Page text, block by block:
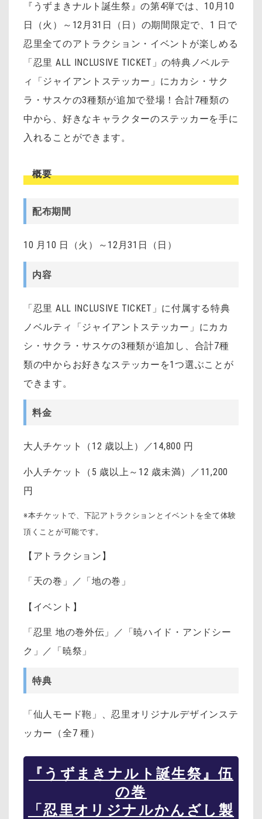
『うずまきナルト誕生祭』の第4弾では、10月10
日（火）～12月31日（日）の期間限定で、1 日で
忍里全てのアトラクション・イベントが楽しめる
「忍里 ALL INCLUSIVE TICKET」の特典ノベルテ
ィ「ジャイアントステッカー」にカカシ・サク
ラ・サスケの3種類が追加で登場！合計7種類の
中から、好きなキャラクターのステッカーを手に
入れることができます。
概要
配布期間
10 月10 日（火）～12月31日（日）
内容
「忍里 ALL INCLUSIVE TICKET」に付属する特典
ノベルティ「ジャイアントステッカー」にカカ
シ・サクラ・サスケの3種類が追加し、合計7種
類の中からお好きなステッカーを1つ選ぶことが
できます。
料金
大人チケット（12 歳以上）／14,800 円
小人チケット（5 歳以上～12 歳未満）／11,200
円
※本チケットで、下記アトラクションとイベントを全て体験
頂くことが可能です。
【アトラクション】
「天の巻」／「地の巻」
【イベント】
「忍里 地の巻外伝」／「暁ハイド・アンドシー
ク」／「暁祭」
特典
「仙人モード鞄」、忍里オリジナルデザインステ
ッカー（全7 種）
『うずまきナルト誕生祭』伍
の巻
「忍里オリジナルかんざし製